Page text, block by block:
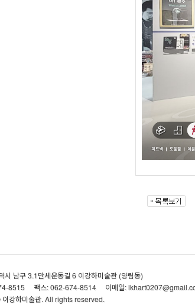
시 남구 3.1만세운동길 6 이강하미술관 (양림동)
8515
팩스: 062-674-8514
이메일:
강하미술관. All rights reserved.